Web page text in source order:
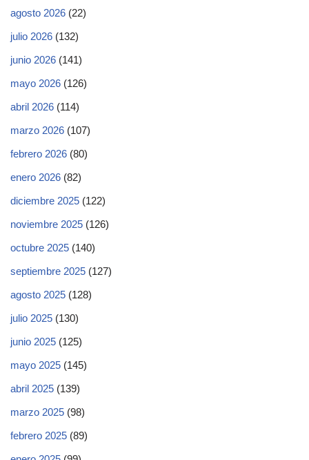
agosto 2026 (22)
julio 2026 (132)
junio 2026 (141)
mayo 2026 (126)
abril 2026 (114)
marzo 2026 (107)
febrero 2026 (80)
enero 2026 (82)
diciembre 2025 (122)
noviembre 2025 (126)
octubre 2025 (140)
septiembre 2025 (127)
agosto 2025 (128)
julio 2025 (130)
junio 2025 (125)
mayo 2025 (145)
abril 2025 (139)
marzo 2025 (98)
febrero 2025 (89)